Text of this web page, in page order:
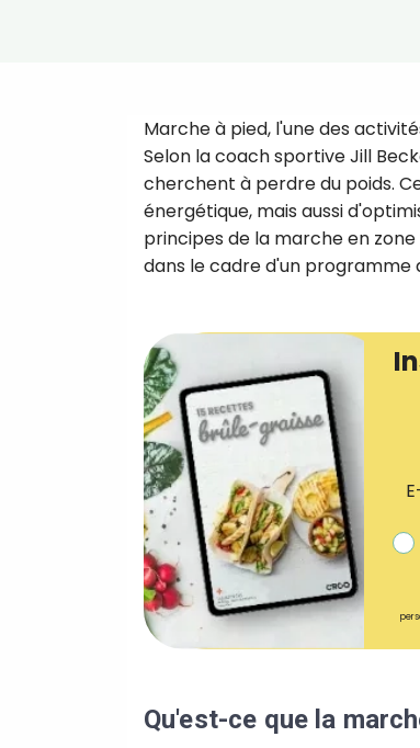
Marche à pied, l'une des
Selon la coach sportive Jill
cherchent à perdre du poids.
énergétique, mais aussi
principes de la marche en
dans le cadre d'un programme
Qu'est-ce que la